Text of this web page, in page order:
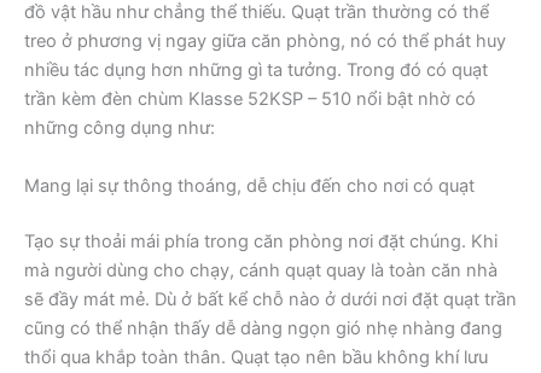
đồ vật hầu như chẳng thể thiếu. Quạt trần thường có thể
treo ở phương vị ngay giữa căn phòng, nó có thể phát huy
nhiều tác dụng hơn những gì ta tưởng. Trong đó có quạt
trần kèm đèn chùm Klasse 52KSP – 510 nổi bật nhờ có
những công dụng như:
Mang lại sự thông thoáng, dễ chịu đến cho nơi có quạt
Tạo sự thoải mái phía trong căn phòng nơi đặt chúng. Khi
mà người dùng cho chạy, cánh quạt quay là toàn căn nhà
sẽ đầy mát mẻ. Dù ở bất kể chỗ nào ở dưới nơi đặt quạt trần
cũng có thể nhận thấy dễ dàng ngọn gió nhẹ nhàng đang
thổi qua khắp toàn thân. Quạt tạo nên bầu không khí lưu